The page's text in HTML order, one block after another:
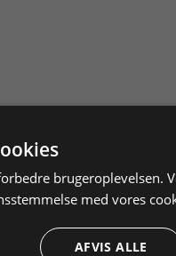
brugeroplevelsen.
med vores
AFVIS ALLE